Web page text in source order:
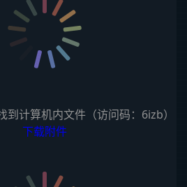
计算机内文件（访问码：6izb）
下载附件